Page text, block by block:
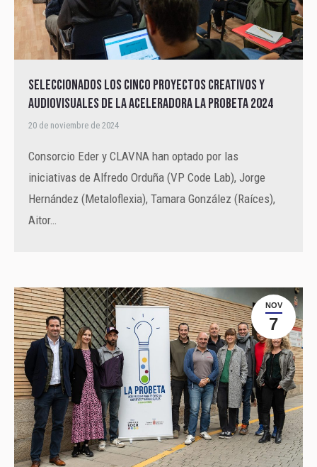
Seleccionados los cinco proyectos creativos y
audiovisuales de la aceleradora La Probeta 2024
20 de noviembre de 2024
Consorcio Eder y CLAVNA han optado por las
iniciativas de Alfredo Orduña (VP Code Lab), Jorge
Hernández (Metaloflexia), Tamara González (Raíces),
Aitor…
NOV
7